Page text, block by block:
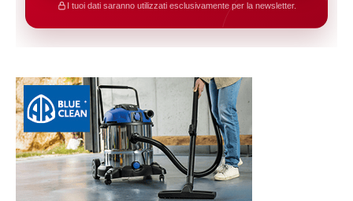
I tuoi dati saranno utilizzati esclusivamente per la newsletter.